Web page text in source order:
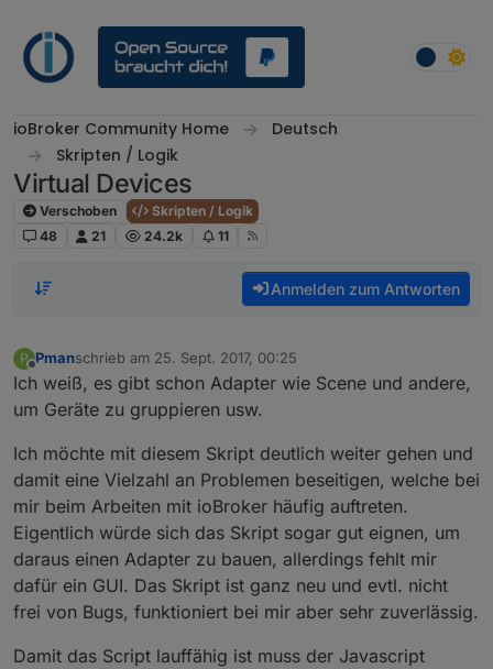
ioBroker Community Home
Deutsch
Skripten / Logik
Virtual Devices
Verschoben
Skripten / Logik
48
21 24.2k 11
Anmelden zum Antworten
P
Offline
Pmanschrieb am 25. Sept. 2017, 00:25
zuletzt editiert von
Ich weiß, es gibt schon Adapter wie Scene und andere,
um Geräte zu gruppieren usw.
Ich möchte mit diesem Skript deutlich weiter gehen und
damit eine Vielzahl an Problemen beseitigen, welche bei
mir beim Arbeiten mit ioBroker häufig auftreten.
Eigentlich würde sich das Skript sogar gut eignen, um
daraus einen Adapter zu bauen, allerdings fehlt mir
dafür ein GUI. Das Skript ist ganz neu und evtl. nicht
frei von Bugs, funktioniert bei mir aber sehr zuverlässig.
Damit das Script lauffähig ist muss der Javascript